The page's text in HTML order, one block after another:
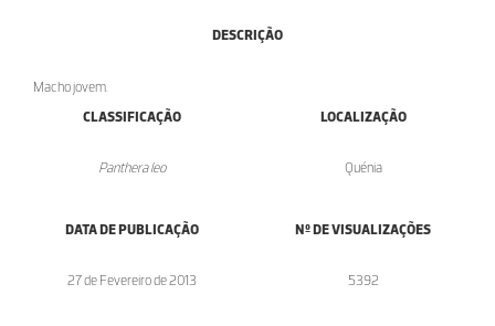
DESCRIÇÃO
Macho jovem.
CLASSIFICAÇÃO
Panthera leo
LOCALIZAÇÃO
Quénia
DATA DE PUBLICAÇÃO
27 de Fevereiro de 2013
Nº DE VISUALIZAÇÕES
5392